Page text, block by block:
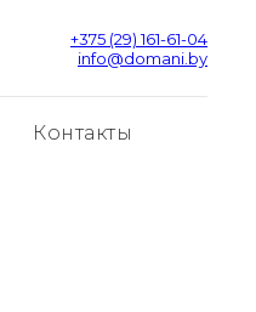
+375 (29) 161-61-04
info@domani.by
Контакты